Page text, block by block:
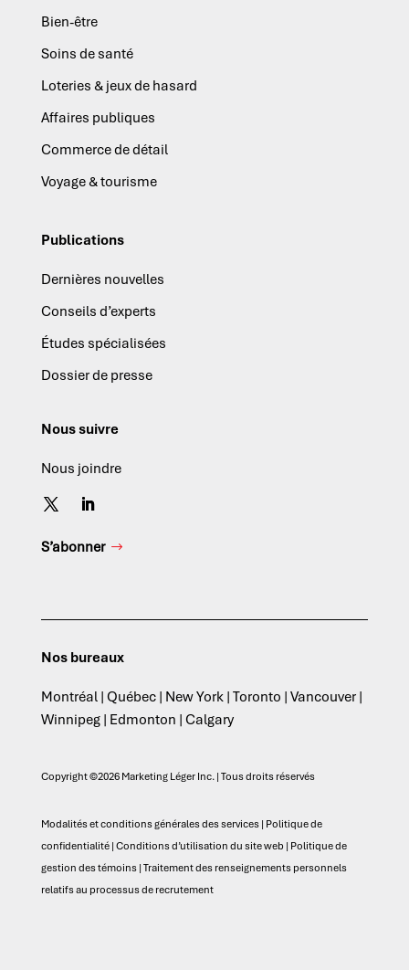
Bien-être
Soins de santé
Loteries & jeux de hasard
Affaires publiques
Commerce de détail
Voyage & tourisme
Publications
Dernières nouvelles
Conseils d’experts
Études spécialisées
Dossier de presse
Nous suivre
Nous joindre
S’abonner
Nos bureaux
Montréal | Québec | New York | Toronto | Vancouver |
Winnipeg | Edmonton | Calgary
Copyright ©2026 Marketing Léger Inc. | Tous droits réservés
Modalités et conditions générales des services| Politique de
confidentialité| Conditions d’utilisation du site web | Politique de
gestion des témoins| Traitement des renseignements personnels
relatifs au processus de recrutement